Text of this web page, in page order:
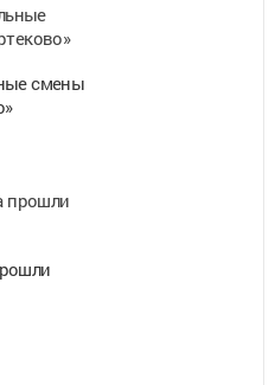
смены